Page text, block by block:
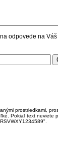
odpovede na
prostriedkami,
Pokiaľ text neviete